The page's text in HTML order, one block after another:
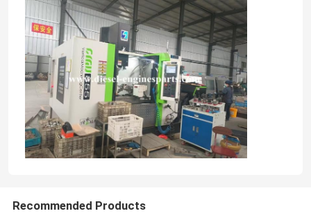
Recommended Products